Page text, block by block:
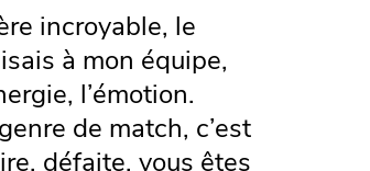
incroyable, le
à mon équipe,
l’émotion.
de match, c’est
défaite, vous êtes